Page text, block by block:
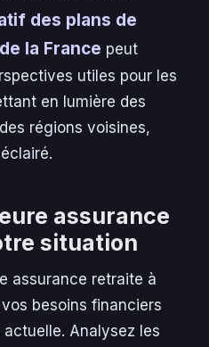
des plans de
la France peut
utiles pour les
en lumière des
régions voisines,
assurance
situation
assurance retraite à
besoins financiers
Analysez les